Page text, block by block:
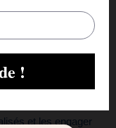
experts. Vous
de ces méthodes
faire confiance au
aider à rédiger
et les engager